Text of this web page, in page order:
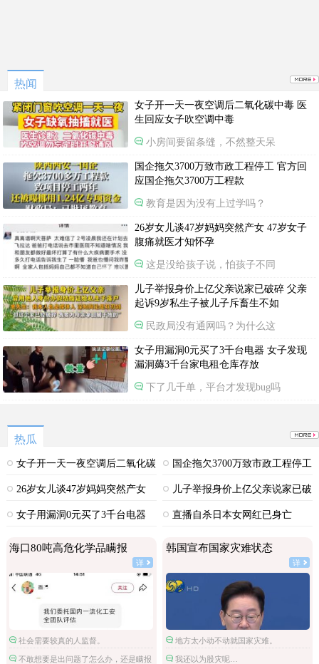
热闻
女子开一天一夜空调后二氧化碳中毒 医
生回应女子吹空调中毒
小房间要留条缝，不然整天呆
国企拖欠3700万致市政工程停工 官方回
应国企拖欠3700万工程款
教育是因为没有上过学吗？
26岁女儿谈47岁妈妈突然产女 47岁女子
腹痛就医才知怀孕
这是没给孩子说，怕孩子不同
儿子举报身价上亿父亲说家已破碎 父亲
起诉9岁私生子被儿子斥畜生不如
民政局没有通网吗？为什么这
女子用漏洞0元买了3千台电器 女子发现
漏洞薅3千台家电租仓库存放
下了几千单，平台才发现bug吗
热瓜
女子开一天一夜空调后二氧化碳
中毒
国企拖欠3700万致市政工程停工
26岁女儿谈47岁妈妈突然产女
儿子举报身价上亿父亲说家已破
碎
女子用漏洞0元买了3千台电器 直播自杀日本女网红已身亡
海口80吨高危化学品瞒报
详
社会需要较真的人监督。
不敢想要是出问题了怎么办，还是瞒报
韩国宣布国家灾难状态
详
地方太小动不动就国家灾难。
我还以为股灾呢…